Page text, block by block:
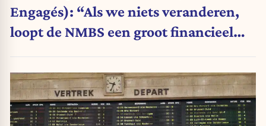
Engagés): “Als we niets veranderen,
loopt de NMBS een groot financieel